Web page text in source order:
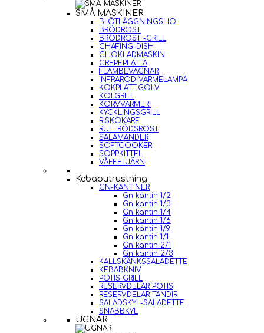
SMÅ MASKINER
BLÖTLÄGGNINGSHO
BRÖDROST
BRÖDROST -GRILL
CHAFING-DISH
CHOKLADMASKIN
CREPEPLATTA
FLAMBEVAGNAR
INFRARÖD-VÄRMELAMPA
KOKPLATT-GOLV
KOLGRILL
KORVVÄRMERI
KYCKLINGSGRILL
RISKOKARE
RULLRÖDSROST
SALAMANDER
SOFTCOOKER
SOPPKITTEL
VÅFFELJÄRN
Kebabutrustning
GN-KANTINER
Gn kantin 1/2
Gn kantin 1/3
Gn kantin 1/4
Gn kantin 1/6
Gn kantin 1/9
Gn kantin 1/1
Gn kantin 2/1
Gn kantin 2/3
KALLSKÄNKSSALADETTE
KEBABKNIV
POTIS GRILL
RESERVDELAR POTIS
RESERVDELAR TANDIR
SALADSKYL-SALADETTE
SNABBKYL
UGNAR